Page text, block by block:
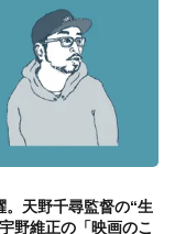
。天野千尋監督の“生
野維正の「映画のこ